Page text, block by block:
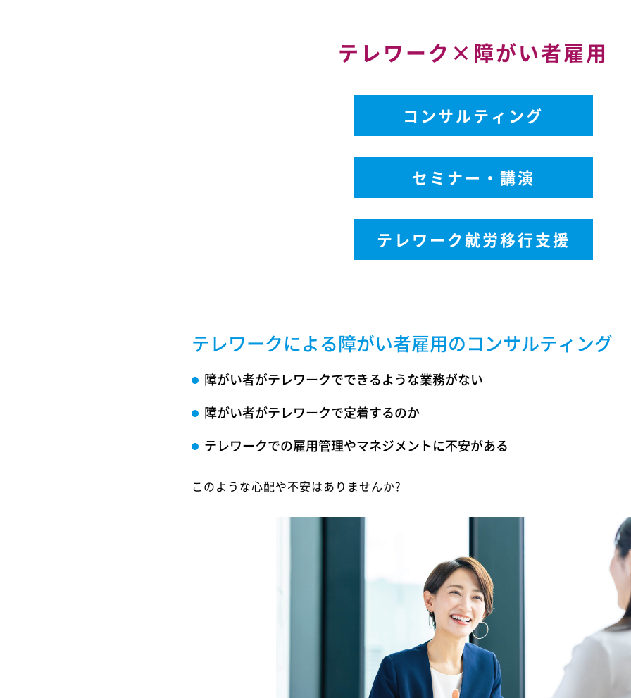
テレワーク× 障がい者雇用
コンサルティング
セミナー・講演
テレワーク就労移行支援
テレワークによる障がい者雇用のコンサルティング
障がい者がテレワークでできるような業務がない
障がい者がテレワークで定着するのか
テレワークでの雇用管理やマネジメントに不安がある
このような心配や不安はありませんか?